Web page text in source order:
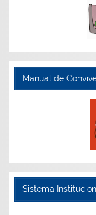
Manual de
Sistema